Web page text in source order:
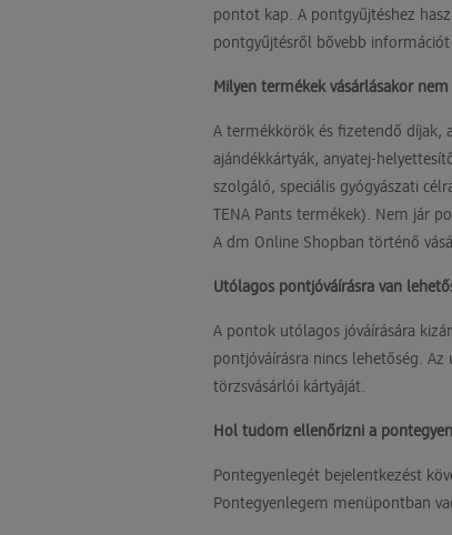
pontot kap. A pontgyűjtéshez
pontgyűjtésről bővebb
Milyen termékek vásárlásakor
A termékkörök és fizetendő díjak,
ajándékkártyák, anyatej-
szolgáló, speciális gyógyászati
TENA Pants termékek). Nem jár
A dm Online Shopban történő
Utólagos pontjóváírásra van
A pontok utólagos jóváírására
pontjóváírásra nincs lehetőség.
törzsvásárlói kártyáját.
Hol tudom ellenőrizni a
Pontegyenlegét bejelentkezést
Pontegyenlegem menüpontban